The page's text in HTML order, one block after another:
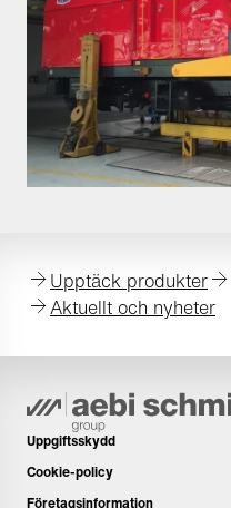
Upptäck produkter
Aktuellt och nyheter
Uppgiftsskydd
Cookie-policy
Företagsinformation